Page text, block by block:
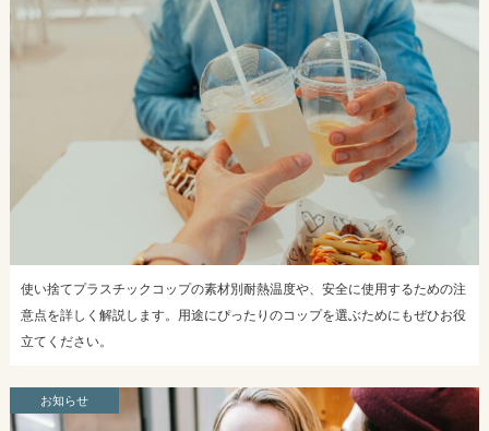
使い捨てプラスチックコップの素材別耐熱温度や、安全に使用するための注
意点を詳しく解説します。用途にぴったりのコップを選ぶためにもぜひお役
立てください。
お知らせ